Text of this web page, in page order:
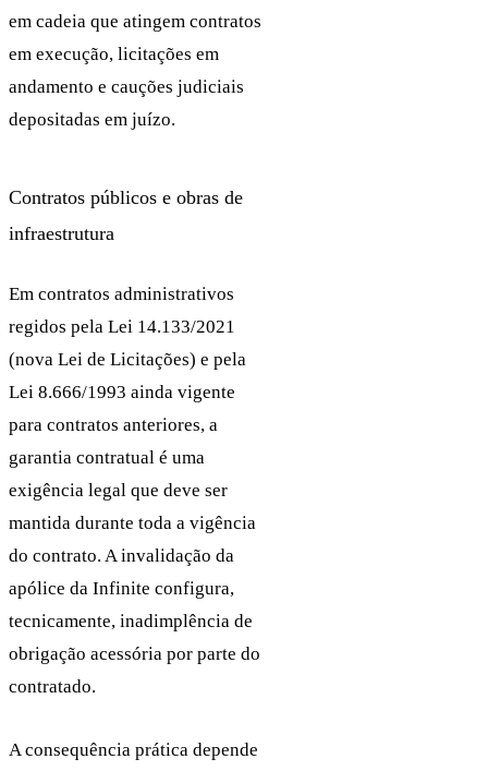
em cadeia que atingem contratos
em execução, licitações em
andamento e cauções judiciais
depositadas em juízo.
Contratos públicos e obras de
infraestrutura
Em contratos administrativos
regidos pela Lei 14.133/2021
(nova Lei de Licitações) e pela
Lei 8.666/1993 ainda vigente
para contratos anteriores, a
garantia contratual é uma
exigência legal que deve ser
mantida durante toda a vigência
do contrato. A invalidação da
apólice da Infinite configura,
tecnicamente, inadimplência de
obrigação acessória por parte do
contratado.
A consequência prática depende